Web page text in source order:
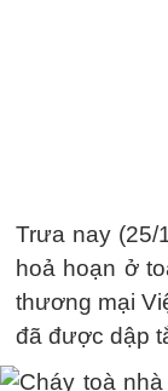
Trưa nay (25/
hoả hoạn ở
thương mại
đã được dập